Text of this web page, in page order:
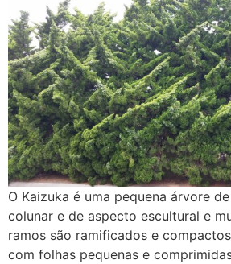
O Kaizuka é uma pequena árvore
colunar e de aspecto escultural e
ramos são ramificados e
com folhas pequenas e